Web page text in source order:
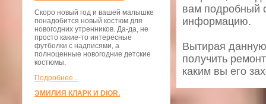
Скоро новый год и вашей малышке
понадобится новый костюм для
новогодних утренников. Да-да, не
просто какие-то интересные
футболки с надписями, а
полноценные новогодние детские
костюмы.
Подробнее...
ЭМИЛИЯ КЛАРК И DIOR.
вам подробный
информацию.
Вытирая
получить
каким вы его